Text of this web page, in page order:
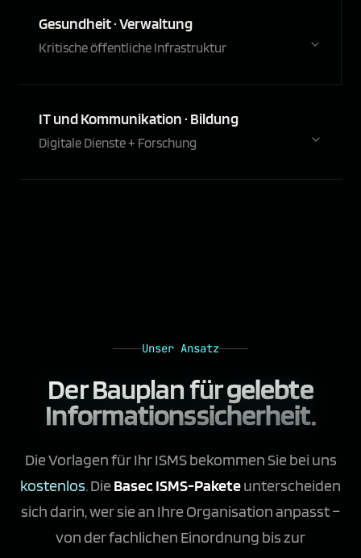
Gesundheit · Verwaltung
Kritische öffentliche Infrastruktur
IT und Kommunikation · Bildung
Digitale Dienste + Forschung
Unser Ansatz
Der Bauplan fürgelebte
Informationssicherheit.
Die Vorlagen für Ihr ISMS bekommen Sie bei uns
kostenlos. Die Basec ISMS-Paketeunterscheiden
sich darin, wer sie an Ihre Organisation anpasst –
von der fachlichen Einordnung bis zur